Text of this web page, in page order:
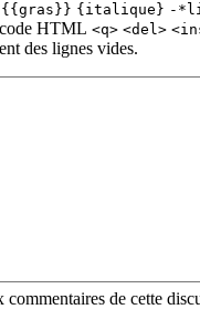
{{gras}} {italique} -
HTML <q> <del>
des lignes vides.
de cette